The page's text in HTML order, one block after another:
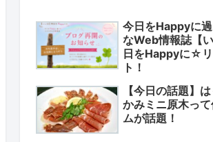
今日をHappyに
なWeb情報誌【
日をHappyに☆
ト！
【今日の話題】
かみミニ原木っ
ムが話題！